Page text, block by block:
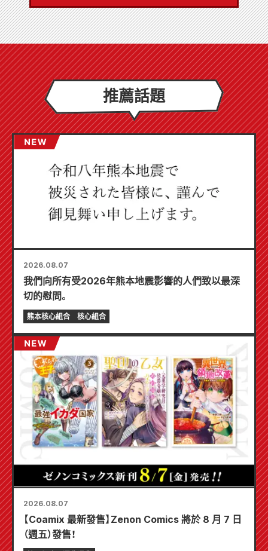
推薦話題
2026.08.07
我們向所有受2026年熊本地震影響的人們致以最深
切的慰問。
熊本核心組合 核心組合
2026.08.07
【Coamix 最新發售】Zenon Comics 將於 8 月 7 日
（週五）發售！